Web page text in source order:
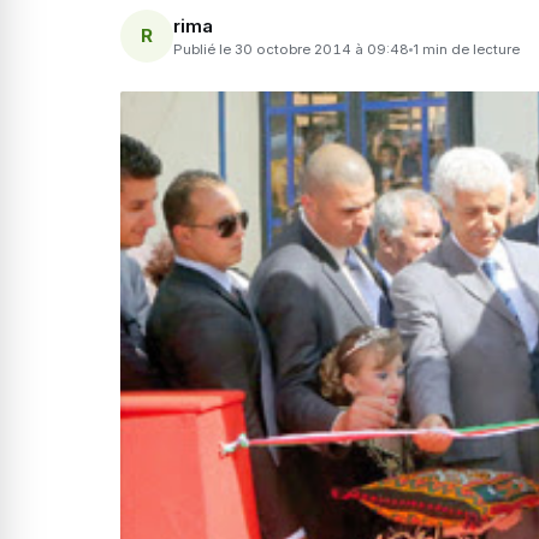
R rima
Publié le 30 octobre 2014 à 09:48 1 min de lecture